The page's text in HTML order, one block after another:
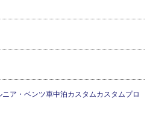
ア・ベンツ車中泊カスタムカスタムプロ